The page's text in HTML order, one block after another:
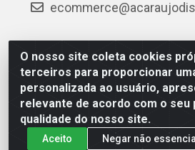
O nosso site coleta cookies
terceiros para proporcionar
personalizada ao usuário,
relevante de acordo com o
qualidade do nosso site.
Aceito Negar não
AC Araujo Distribuidora - Rua
São Cristóvão, Rio de Janeiro/RJ
CNPJ 08.744.753/